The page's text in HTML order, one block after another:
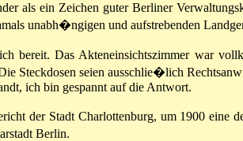
als ein Zeichen guter Berliner
unabh�ngigen und aufstrebenden
bereit. Das Akteneinsichtszimmer war
Steckdosen seien ausschlie�lich
ich bin gespannt auf die Antwort.
der Stadt Charlottenburg, um 1900 eine
Berlin.